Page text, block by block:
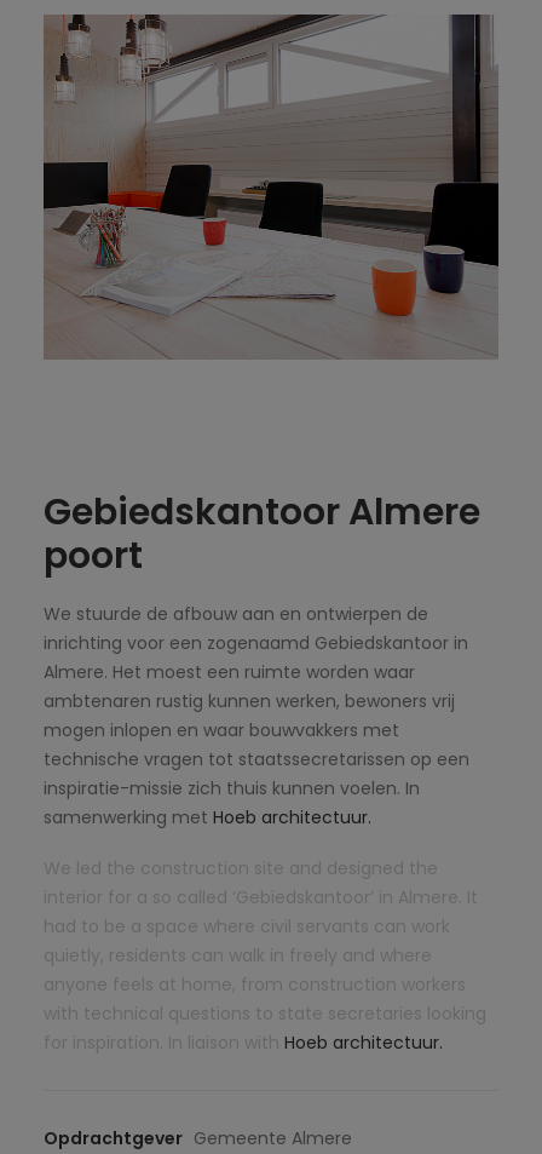
Gebiedskantoor Almere
poort
We stuurde de afbouw aan en ontwierpen de
inrichting voor een zogenaamd Gebiedskantoor in
Almere. Het moest een ruimte worden waar
ambtenaren rustig kunnen werken, bewoners vrij
mogen inlopen en waar bouwvakkers met
technische vragen tot staatssecretarissen op een
inspiratie-missie zich thuis kunnen voelen. In
samenwerking met Hoeb architectuur.
We led the construction site and designed the
interior for a so called ‘Gebiedskantoor’ in Almere. It
had to be a space where civil servants can work
quietly, residents can walk in freely and where
anyone feels at home, from construction workers
with technical questions to state secretaries looking
for inspiration. In liaison with Hoeb architectuur.
Opdrachtgever Gemeente Almere